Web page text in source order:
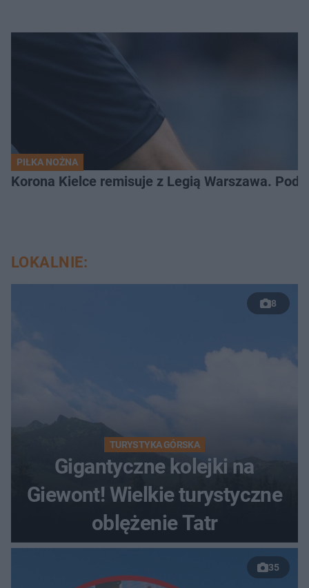
PIŁKA NOŻNA
Korona Kielce remisuje z Legią Warszawa.
LOKALNIE:
8
TURYSTYKA GÓRSKA
Gigantyczne kolejki na
Giewont! Wielkie turystyczne
oblężenie Tatr
35